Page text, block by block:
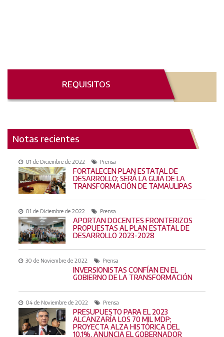
REQUISITOS
Notas recientes
01 de Diciembre de 2022 Prensa
FORTALECEN PLAN ESTATAL DE
DESARROLLO; SERÁ LA GUÍA DE LA
TRANSFORMACIÓN DE TAMAULIPAS
01 de Diciembre de 2022 Prensa
APORTAN DOCENTES FRONTERIZOS
PROPUESTAS AL PLAN ESTATAL DE
DESARROLLO 2023-2028
30 de Noviembre de 2022 Prensa
INVERSIONISTAS CONFÍAN EN EL
GOBIERNO DE LA TRANSFORMACIÓN
04 de Noviembre de 2022 Prensa
PRESUPUESTO PARA EL 2023
ALCANZARÍA LOS 70 MIL MDP;
PROYECTA ALZA HISTÓRICA DEL
10.1%, ANUNCIA EL GOBERNADOR